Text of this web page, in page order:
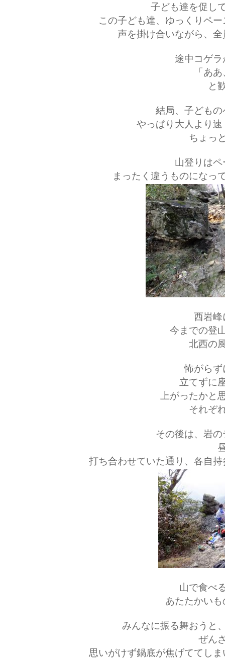
子ども達を促し
この子ども達、ゆっくりペ
声を掛け合いながら、
途中コゲ
「あ
と
結局、子ども
やっぱり大人より
ちょっ
山登りは
まったく違うものになっ
西岩峰
今までの登
北西の
怖がらず
立てずに
上がったかと
それぞ
その後は、岩
打ち合わせていた通り、各自
山で食べ
あたたかい
みんなに振る舞おうと
ぜん
思いがけず鍋底が焦げててし